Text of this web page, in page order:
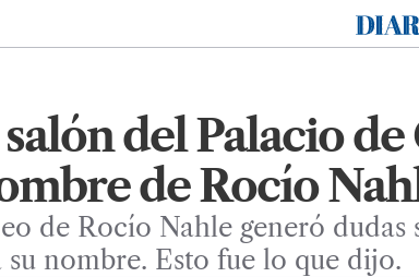
Diario de México
salón del Palacio
de Rocío
de Rocío Nahle generó
su nombre. Esto fue lo que dijo.